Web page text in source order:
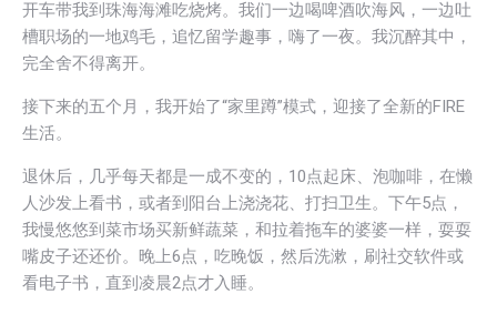
开车带我到珠海海滩吃烧烤。我们一边喝啤酒吹海风，一边吐
槽职场的一地鸡毛，追忆留学趣事，嗨了一夜。我沉醉其中，
完全舍不得离开。
接下来的五个月，我开始了“家里蹲”模式，迎接了全新的FIRE
生活。
退休后，几乎每天都是一成不变的，10点起床、泡咖啡，在懒
人沙发上看书，或者到阳台上浇浇花、打扫卫生。下午5点，
我慢悠悠到菜市场买新鲜蔬菜，和拉着拖车的婆婆一样，耍耍
嘴皮子还还价。晚上6点，吃晚饭，然后洗漱，刷社交软件或
看电子书，直到凌晨2点才入睡。